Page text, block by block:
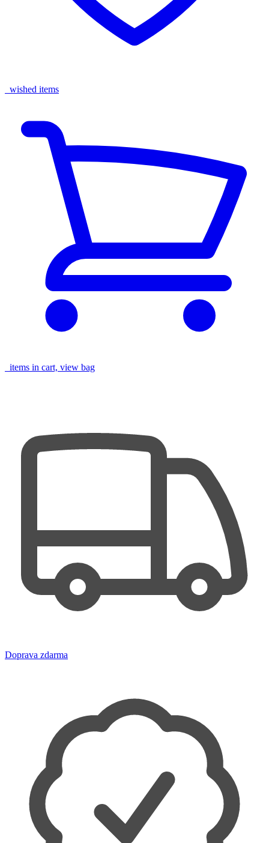
wished items
items in cart, view bag
Doprava zdarma